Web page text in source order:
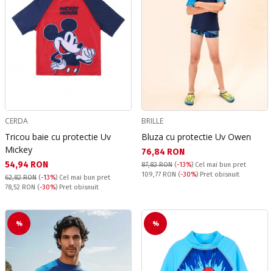
CERDA
Tricou baie cu protectie Uv
Mickey
Текуща цена:
54,94 RON
62,82 RON (-13%) Cel mai bun pret
Pret obisnuit:
78,52 RON (-30%) Pret obisnuit
BRILLE
Bluza cu protectie Uv Owen
Текуща цена:
76,84 RON
87,82 RON (-13%) Cel mai bun pret
Pret obisnuit:
109,77 RON (-30%) Pret obisnuit
% %